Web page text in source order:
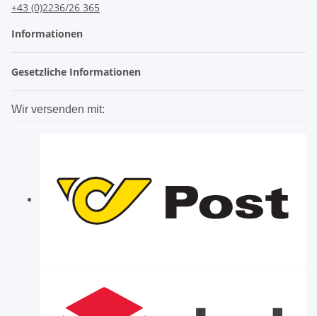
+43 (0)2236/26 365
Informationen
Gesetzliche Informationen
Wir versenden mit: